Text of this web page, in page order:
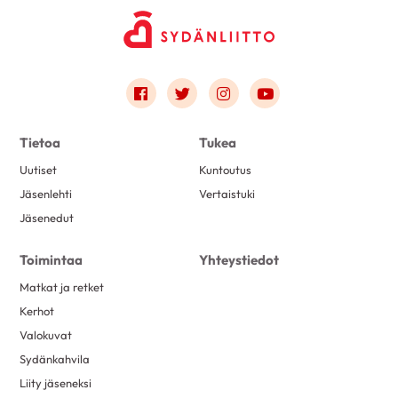
Link to facebook
Link to twitter
Link to instagram
Link to youtube
Tietoa
Uutiset
Jäsenlehti
Jäsenedut
Tukea
Kuntoutus
Vertaistuki
Toimintaa
Matkat ja retket
Kerhot
Valokuvat
Sydänkahvila
Liity jäseneksi
Yhteystiedot